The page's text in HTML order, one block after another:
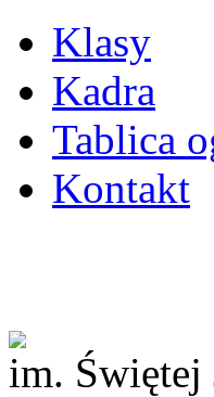
Klasy
Kadra
Tablica
Kontakt
im.